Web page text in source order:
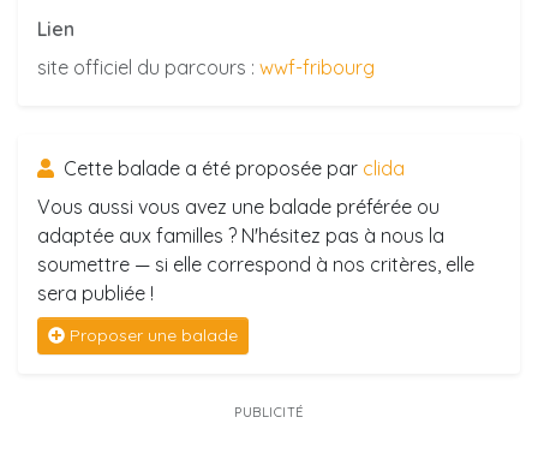
Lien
site officiel du parcours : wwf-fribourg
Cette balade a été proposée par clida
Vous aussi vous avez une balade préférée ou
adaptée aux familles ? N'hésitez pas à nous la
soumettre — si elle correspond à nos critères, elle
sera publiée !
Proposer une balade
PUBLICITÉ